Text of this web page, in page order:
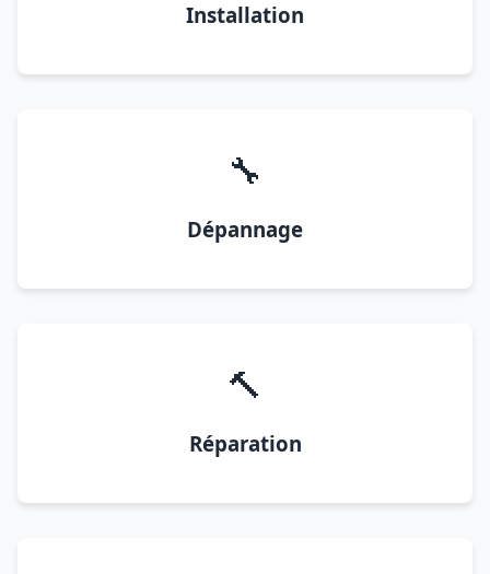
Installation
🔧
Dépannage
🔨
Réparation